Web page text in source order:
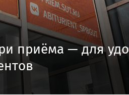
приёма — для